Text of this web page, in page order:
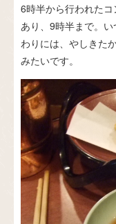
6時半から行われた
あり、9時半まで。
わりには、やしきた
みたいです。